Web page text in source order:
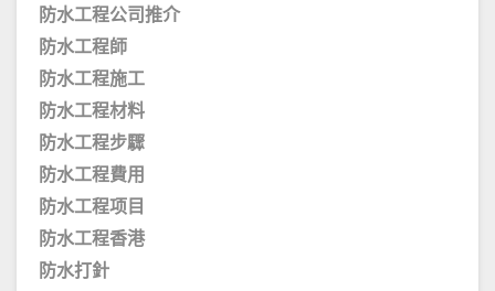
防水工程公司推介
防水工程師
防水工程施工
防水工程材料
防水工程步驟
防水工程費用
防水工程项目
防水工程香港
防水打針